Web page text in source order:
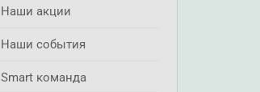
Наши акции
Наши события
Smart команда